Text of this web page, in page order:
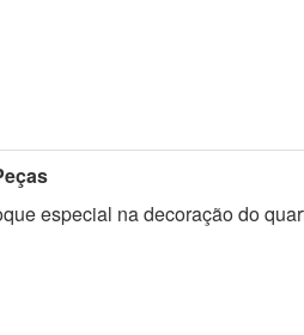
especial na decoração do